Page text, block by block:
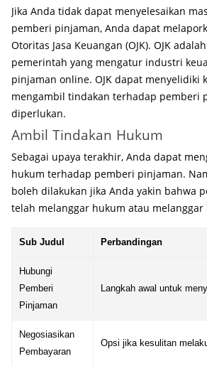
Jika Anda tidak dapat menyelesaikan
pemberi pinjaman, Anda dapat
Otoritas Jasa Keuangan (OJK). OJK
pemerintah yang mengatur industri
pinjaman online. OJK dapat menyelidiki
mengambil tindakan terhadap pemberi
diperlukan.
Ambil Tindakan Hukum
Sebagai upaya terakhir, Anda dapat
hukum terhadap pemberi pinjaman.
boleh dilakukan jika Anda yakin bahwa
telah melanggar hukum atau
Sub Judul Perbandingan
Hubungi
Pemberi
Pinjaman
Langkah awal untuk
Negosiasikan
Pembayaran
Opsi jika kesulitan